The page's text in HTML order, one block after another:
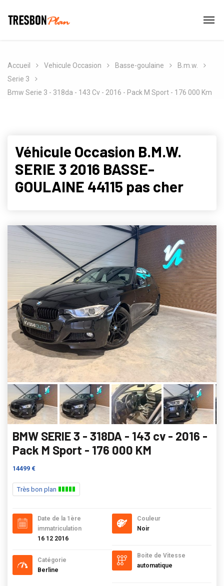
Accueil Vehicule Occasion Basse-goulaine
B.m.w.
Serie 3
Bmw Serie 3 - 318da - 143 Cv - 2016 - Pack M Sport - 176 000 Km
Véhicule Occasion B.M.W.
SERIE 3 2016 BASSE-
GOULAINE 44115 pas cher
BMW SERIE 3 - 318DA - 143 cv - 2016 -
Pack M Sport - 176 000 KM
14499 €
Très bon plan
Date de la 1ère
immatriculation
16 12 2016
Catégorie
Berline
Couleur
Noir
Boite de Vitesse
automatique